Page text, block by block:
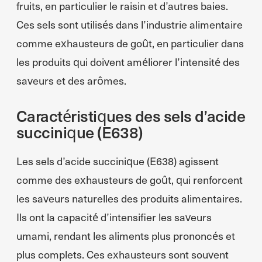
fruits, en particulier le raisin et d’autres baies.
Ces sels sont utilisés dans l’industrie alimentaire
comme exhausteurs de goût, en particulier dans
les produits qui doivent améliorer l’intensité des
saveurs et des arômes.
Caractéristiques des sels d’acide
succinique (E638)
Les sels d’acide succinique (E638) agissent
comme des exhausteurs de goût, qui renforcent
les saveurs naturelles des produits alimentaires.
Ils ont la capacité d’intensifier les saveurs
umami, rendant les aliments plus prononcés et
plus complets. Ces exhausteurs sont souvent